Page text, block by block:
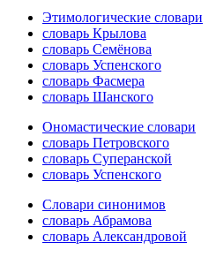
Этимологические словари
словарь Крылова
словарь Семёнова
словарь Успенского
словарь Фасмера
словарь Шанского
Ономастические словари
словарь Петровского
словарь Суперанской
словарь Успенского
Словари синонимов
словарь Абрамова
словарь Александровой